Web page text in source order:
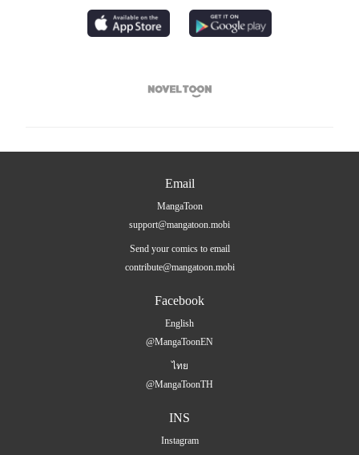

Email
MangaToon
support@mangatoon.mobi
Send your comics to email
contribute@mangatoon.mobi
Facebook
English
@MangaToonEN
ไทย
@MangaToonTH
INS
Instagram